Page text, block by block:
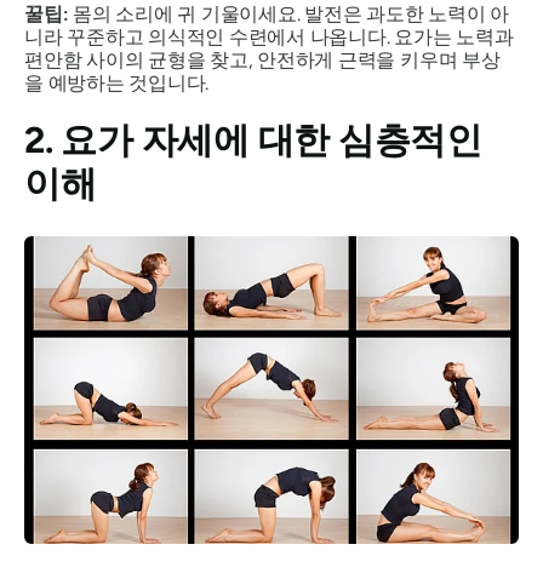
꿀팁: 몸의 소리에 귀 기울이세요. 발전은 과도한 노력이 아
니라 꾸준하고 의식적인 수련에서 나옵니다. 요가는 노력과
편안함 사이의 균형을 찾고, 안전하게 근력을 키우며 부상
을 예방하는 것입니다.
2. 요가 자세에 대한 심층적인
이해